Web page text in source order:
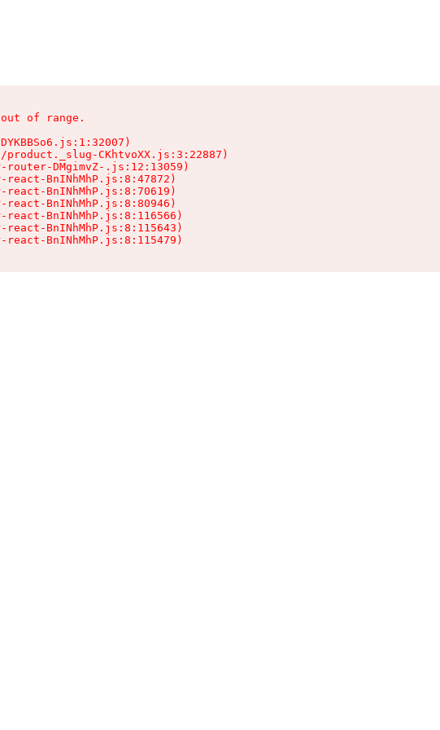
out of range.
CKhtvoXX.js:3:22887)
DMgimvZ-.js:12:13059)
BnINhMhP.js:8:47872)
BnINhMhP.js:8:70619)
BnINhMhP.js:8:80946)
BnINhMhP.js:8:116566)
BnINhMhP.js:8:115643)
BnINhMhP.js:8:115479)